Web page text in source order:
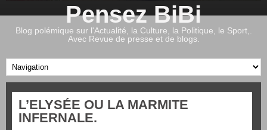
Pensez BiBi
Blog polémique sur l'Actualité, la Culture, la Politique, le Sport,.
Avec Revue de presse et de blogs.
L’ELYSÉE OU LA MARMITE
INFERNALE.